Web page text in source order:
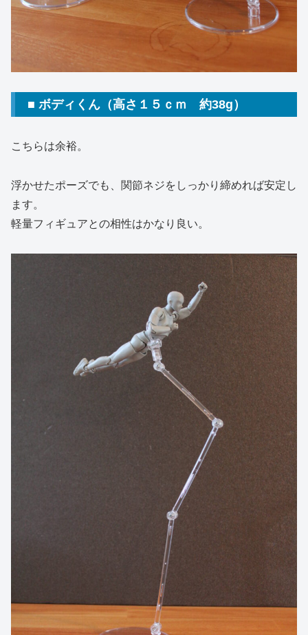
■ ボディくん（高さ１５ｃｍ 約38g）
こちらは余裕。
浮かせたポーズでも、関節ネジをしっかり締めれば安定し
ます。
軽量フィギュアとの相性はかなり良い。